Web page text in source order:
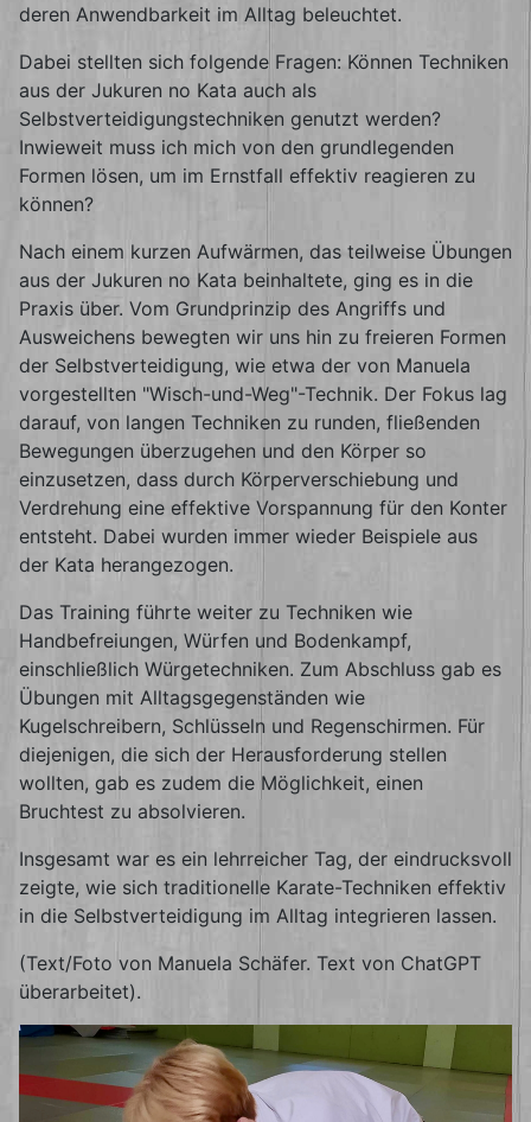
deren Anwendbarkeit im Alltag beleuchtet.
Dabei stellten sich folgende Fragen: Können Techniken
aus der Jukuren no Kata auch als
Selbstverteidigungstechniken genutzt werden?
Inwieweit muss ich mich von den grundlegenden
Formen lösen, um im Ernstfall effektiv reagieren zu
können?
Nach einem kurzen Aufwärmen, das teilweise Übungen
aus der Jukuren no Kata beinhaltete, ging es in die
Praxis über. Vom Grundprinzip des Angriffs und
Ausweichens bewegten wir uns hin zu freieren Formen
der Selbstverteidigung, wie etwa der von Manuela
vorgestellten "Wisch-und-Weg"-Technik. Der Fokus lag
darauf, von langen Techniken zu runden, fließenden
Bewegungen überzugehen und den Körper so
einzusetzen, dass durch Körperverschiebung und
Verdrehung eine effektive Vorspannung für den Konter
entsteht. Dabei wurden immer wieder Beispiele aus
der Kata herangezogen.
Das Training führte weiter zu Techniken wie
Handbefreiungen, Würfen und Bodenkampf,
einschließlich Würgetechniken. Zum Abschluss gab es
Übungen mit Alltagsgegenständen wie
Kugelschreibern, Schlüsseln und Regenschirmen. Für
diejenigen, die sich der Herausforderung stellen
wollten, gab es zudem die Möglichkeit, einen
Bruchtest zu absolvieren.
Insgesamt war es ein lehrreicher Tag, der eindrucksvoll
zeigte, wie sich traditionelle Karate-Techniken effektiv
in die Selbstverteidigung im Alltag integrieren lassen.
(Text/Foto von Manuela Schäfer. Text von ChatGPT
überarbeitet).